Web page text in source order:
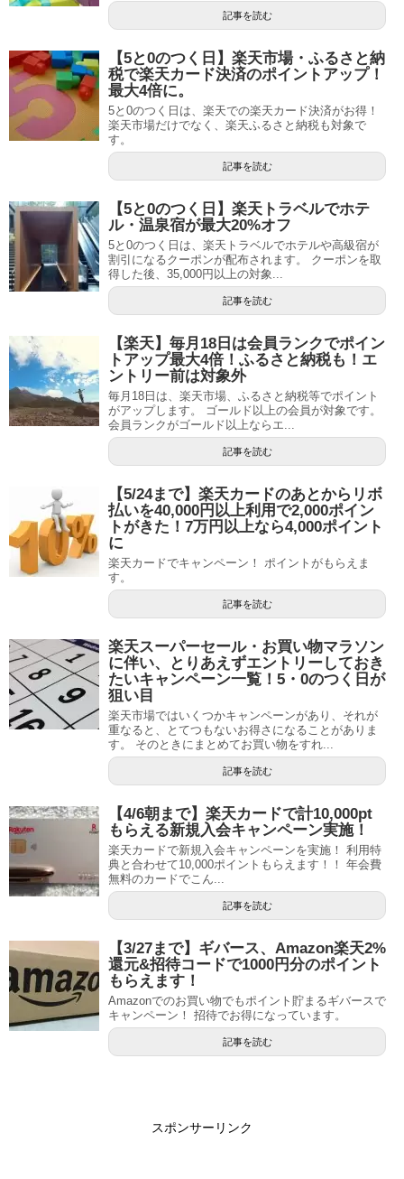
記事を読む
【5と0のつく日】楽天市場・ふるさと納
税で楽天カード決済のポイントアップ！
最大4倍に。
5と0のつく日は、楽天での楽天カード決済がお得！
楽天市場だけでなく、楽天ふるさと納税も対象で
す。
記事を読む
【5と0のつく日】楽天トラベルでホテ
ル・温泉宿が最大20%オフ
5と0のつく日は、楽天トラベルでホテルや高級宿が
割引になるクーポンが配布されます。 クーポンを取
得した後、35,000円以上の対象...
記事を読む
【楽天】毎月18日は会員ランクでポイン
トアップ最大4倍！ふるさと納税も！エ
ントリー前は対象外
毎月18日は、楽天市場、ふるさと納税等でポイント
がアップします。 ゴールド以上の会員が対象です。
会員ランクがゴールド以上ならエ...
記事を読む
【5/24まで】楽天カードのあとからリボ
払いを40,000円以上利用で2,000ポイン
トがきた！7万円以上なら4,000ポイント
に
楽天カードでキャンペーン！ ポイントがもらえま
す。
記事を読む
楽天スーパーセール・お買い物マラソン
に伴い、とりあえずエントリーしておき
たいキャンペーン一覧！5・0のつく日が
狙い目
楽天市場ではいくつかキャンペーンがあり、それが
重なると、とてつもないお得さになることがありま
す。 そのときにまとめてお買い物をすれ...
記事を読む
【4/6朝まで】楽天カードで計10,000pt
もらえる新規入会キャンペーン実施！
楽天カードで新規入会キャンペーンを実施！ 利用特
典と合わせて10,000ポイントもらえます！！ 年会費
無料のカードでこん...
記事を読む
【3/27まで】ギバース、Amazon楽天2%
還元&招待コードで1000円分のポイント
もらえます！
Amazonでのお買い物でもポイント貯まるギバースで
キャンペーン！ 招待でお得になっています。
記事を読む
スポンサーリンク